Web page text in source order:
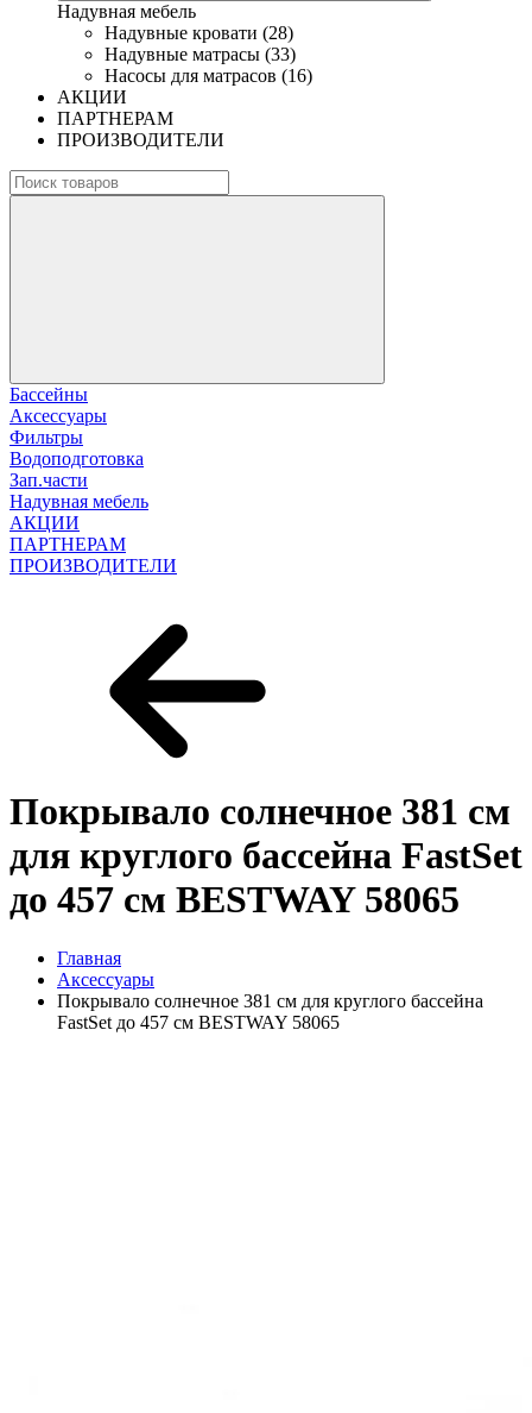
Надувная мебель
Надувные кровати (28)
Надувные матрасы (33)
Насосы для матрасов (16)
АКЦИИ
ПАРТНЕРАМ
ПРОИЗВОДИТЕЛИ
Бассейны
Аксессуары
Фильтры
Водоподготовка
Зап.части
Надувная мебель
АКЦИИ
ПАРТНЕРАМ
ПРОИЗВОДИТЕЛИ
Покрывало солнечное 381 см
для круглого бассейна FastSet
до 457 см BESTWAY 58065
Главная
Аксессуары
Покрывало солнечное 381 см для круглого бассейна
FastSet до 457 см BESTWAY 58065